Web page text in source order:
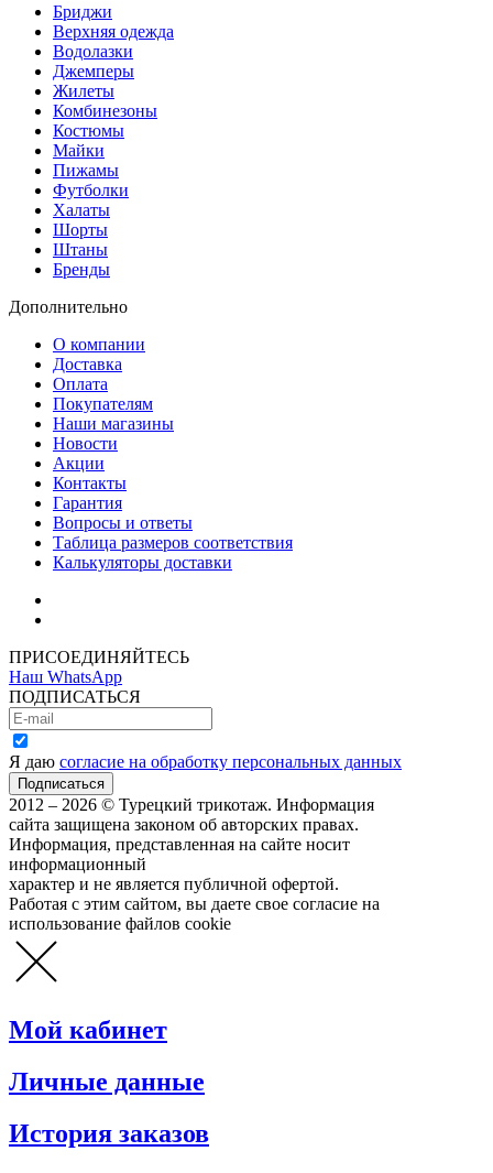
Бриджи
Верхняя одежда
Водолазки
Джемперы
Жилеты
Комбинезоны
Костюмы
Майки
Пижамы
Футболки
Халаты
Шорты
Штаны
Бренды
Дополнительно
О компании
Доставка
Оплата
Покупателям
Наши магазины
Новости
Акции
Контакты
Гарантия
Вопросы и ответы
Таблица размеров соответствия
Калькуляторы доставки
ПРИСОЕДИНЯЙТЕСЬ
Наш WhatsApp
ПОДПИСАТЬСЯ
Я даю согласие на обработку персональных данных
2012 – 2026 © Турецкий трикотаж. Информация
сайта защищена законом об авторских правах.
Информация, представленная на сайте носит
информационный
характер и не является публичной офертой.
Работая с этим сайтом, вы даете свое согласие на
использование файлов cookie
Мой кабинет
Личные данные
История заказов